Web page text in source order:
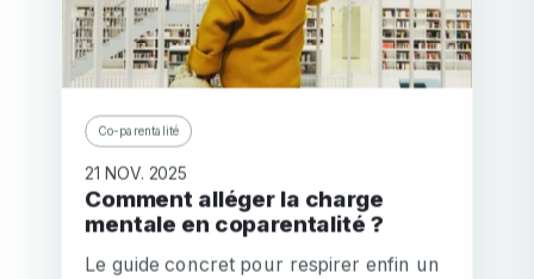
Co-parentalité
21 NOV. 2025
Comment alléger la charge
mentale en coparentalité ?
Le guide concret pour respirer enfin un